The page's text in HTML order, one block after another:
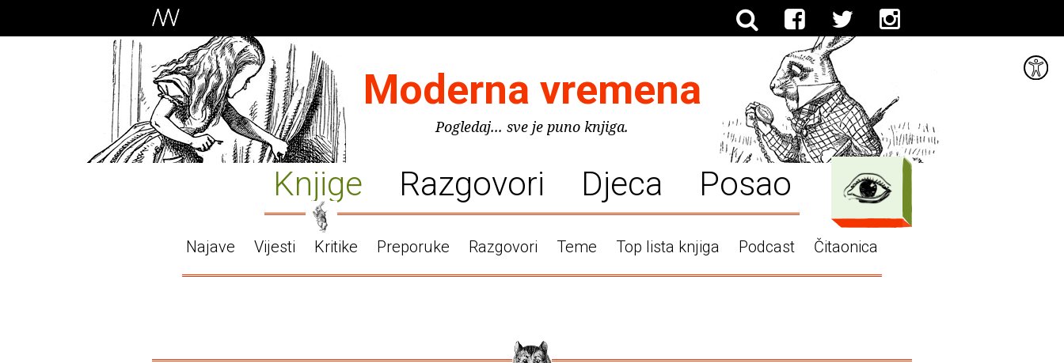
Moderna vremena
Pogledaj... sve je puno knjiga.
Knjige Razgovori Djeca Posao
Najave Vijesti Kritike Preporuke Razgovori Teme Top lista knjiga Podcast Čitaonica